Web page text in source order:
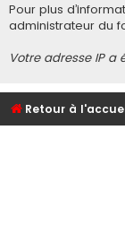
Pour plus
administrateur du
Votre adresse IP a
Retour à